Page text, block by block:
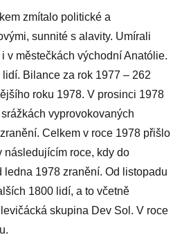
zmítalo politické a
sunnité s alavity. Umírali
v městečkách východní Anatólie.
Bilance za rok 1977 – 262
roku 1978. V prosinci 1978
vyprovokovaných
Celkem v roce 1978 přišlo
roce, kdy do
ledna 1978 zranění. Od listopadu
1800 lidí, a to včetně
skupina Dev Sol. V roce